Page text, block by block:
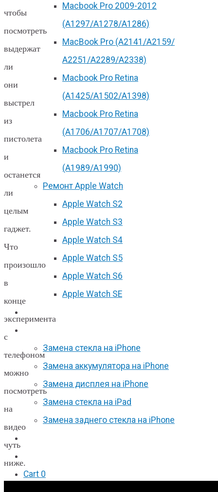
Macbook Pro 2009-2012
(A1297/A1278/A1286)
MacBook Pro (А2141/А2159/
А2251/A2289/A2338)
Macbook Pro Retina
(А1425/A1502/A1398)
Macbook Pro Retina
(А1706/A1707/A1708)
Macbook Pro Retina
(А1989/A1990)
Ремонт Apple Watch
Apple Watch S2
Apple Watch S3
Apple Watch S4
Apple Watch S5
Apple Watch S6
Apple Watch SE
Замена стекла на iPhone
Замена аккумулятора на iPhone
Замена дисплея на iPhone
Замена стекла на iPad
Замена заднего стекла на iPhone
Cart 0
чтобы
посмотреть
выдержат
ли
они
выстрел
из
пистолета
и
останется
ли
целым
гаджет.
Что
произошло
в
конце
эксперимента
с
телефоном
можно
посмотреть
на
видео
чуть
ниже.